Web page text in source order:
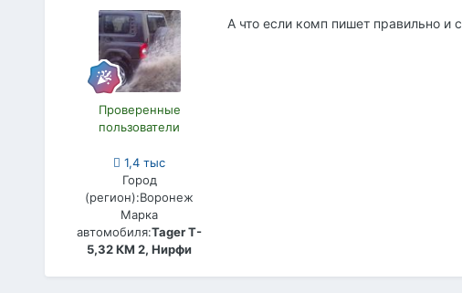
Проверенные
пользователи
1,4 тыс
Город
(регион):Воронеж
Марка
автомобиля:Tager T-
5,32 КМ 2, Нирфи
А что если комп пишет правильно и